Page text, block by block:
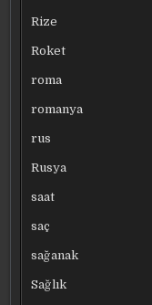
Rize
Roket
roma
romanya
rus
Rusya
saat
saç
sağanak
Sağlık